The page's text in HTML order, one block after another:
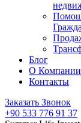
Блог
О Компании
Контакты
Заказать Звонок
+90 533 776 91 37